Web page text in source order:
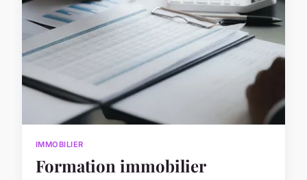
IMMOBILIER
Formation immobilier